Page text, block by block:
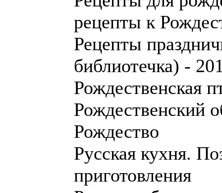
рецепты к
Рецепты
библиотечка) -
Рождественская
Рождественский
Рождество
Русская кухня.
приготовления